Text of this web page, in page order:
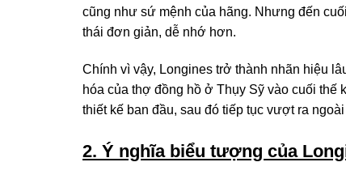
cũng như sứ mệnh của hãng. Nhưng đến
thái đơn giản, dễ nhớ hơn.
Chính vì vậy, Longines trở thành nhãn hiệu
hóa của thợ đồng hồ ở Thụy Sỹ vào cuối
thiết kế ban đầu, sau đó tiếp tục vượt ra
2. Ý nghĩa biểu tượng của